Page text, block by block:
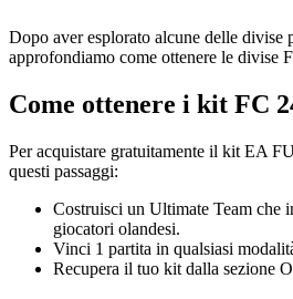
Dopo aver esplorato alcune delle divise
approfondiamo come ottenere le divise
Come ottenere i kit FC
Per acquistare gratuitamente il kit EA
questi passaggi:
Costruisci un Ultimate Team che
giocatori olandesi.
Vinci 1 partita in qualsiasi
Recupera il tuo kit dalla sezione